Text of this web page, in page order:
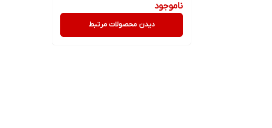
ناموجود
دیدن محصولات مرتبط